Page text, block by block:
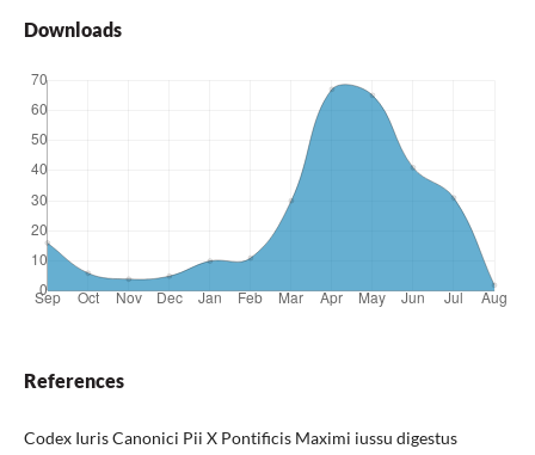
Downloads
References
Codex Iuris Canonici Pii X Pontificis Maximi iussu digestus